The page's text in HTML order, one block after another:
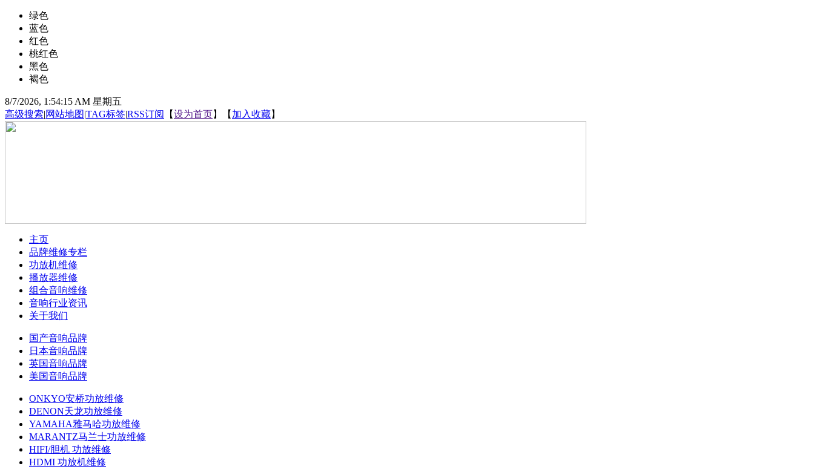
绿色
蓝色
红色
桃红色
黑色
褐色
8/7/2026, 1:54:16 AM 星期五
高级搜索|网站地图|TAG标签|RSS订阅 【设为首页】【 加入收藏】
主页
品牌维修专栏
功放机维修
播放器维修
组合音响维修
音响行业资讯
关于我们
国产音响品牌
日本音响品牌
英国音响品牌
美国音响品牌
ONKYO安桥功放维修
DENON天龙功放维修
YAMAHA雅马哈功放维修
MARANTZ马兰士功放维修
HIFI/胆机 功放维修
HDMI 功放机维修